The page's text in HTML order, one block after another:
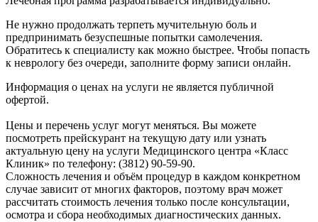
Не нужно продолжать терпеть мучительную боль и
предпринимать безуспешные попытки самолечения.
Обратитесь к специалисту как можно быстрее. Чтобы попасть
к неврологу без очереди, заполните форму записи онлайн.
Информация о ценах на услуги не является публичной
офертой.
Цены и перечень услуг могут меняться. Вы можете
посмотреть прейскурант на текущую дату или узнать
актуальную цену на услуги Медицинского центра «Класс
Клиник» по телефону: (3812) 90-59-90.
Сложность лечения и объём процедур в каждом конкретном
случае зависит от многих факторов, поэтому врач может
рассчитать стоимость лечения только после консультации,
осмотра и сбора необходимых диагностических данных.